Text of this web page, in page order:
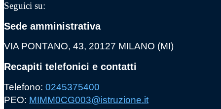
Seguici su:
Sede amministrativa
VIA PONTANO, 43, 20127 MILANO (MI)
Recapiti telefonici e contatti
Telefono: 0245375400
PEO: MIMM0CG003@istruzione.it